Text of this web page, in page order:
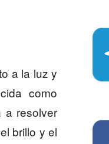
a la luz y
como
a resolver
brillo y el